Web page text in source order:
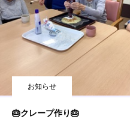
お知らせ
🎂クレープ作り🎂